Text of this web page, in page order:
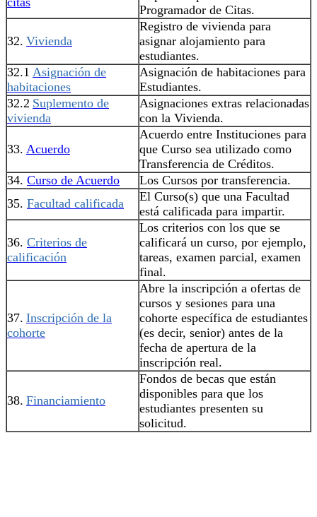
Programador de Citas.
32. Vivienda
Registro de vivienda para
asignar alojamiento para
estudiantes.
32.1 Asignación de
habitaciones
Asignación de habitaciones para
Estudiantes.
32.2 Suplemento de
vivienda
Asignaciones extras relacionadas
con la Vivienda.
33. Acuerdo
Acuerdo entre Instituciones para
que Curso sea utilizado como
Transferencia de Créditos.
34. Curso de Acuerdo
Los Cursos por transferencia.
35. Facultad calificada
El Curso(s) que una Facultad
está calificada para impartir.
36. Criterios de
calificación
Los criterios con los que se
calificará un curso, por ejemplo,
tareas, examen parcial, examen
final.
37. Inscripción de la
cohorte
Abre la inscripción a ofertas de
cursos y sesiones para una
cohorte específica de estudiantes
(es decir, senior) antes de la
fecha de apertura de la
inscripción real.
38. Financiamiento
Fondos de becas que están
disponibles para que los
estudiantes presenten su
solicitud.